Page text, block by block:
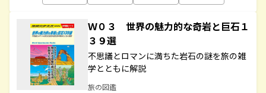
Ｗ０３ 世界の魅力的な奇岩と巨石１
３９選
不思議とロマンに満ちた岩石の謎を旅の雑
学とともに解説
旅の図鑑